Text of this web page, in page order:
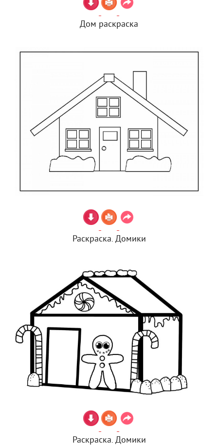
Дом раскраска
Раскраска. Домики
Раскраска. Домики